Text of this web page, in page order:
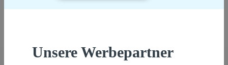
Unsere Werbepartner